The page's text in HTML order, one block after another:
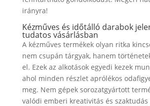
irányra!
Kézműves és időtálló darabok
tudatos vásárlásban
A kézműves termékek olyan ritka
nem csupán tárgyak, hanem
el. Ezek az alkotások egyedi kezek
ahol minden részlet aprólékos
meg. Nem gépek sorozatgyártott
valódi emberi kreativitás és